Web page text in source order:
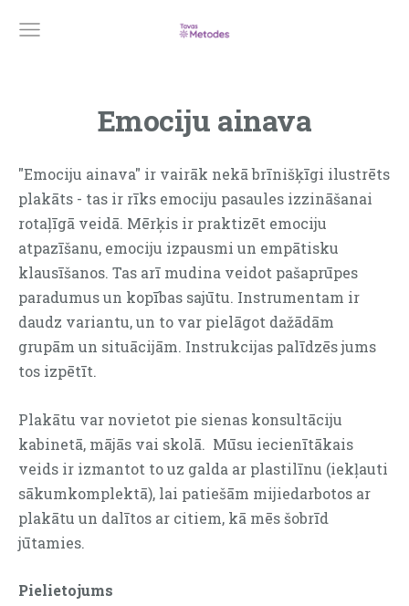
Emociju ainava
"Emociju ainava" ir vairāk nekā brīnišķīgi ilustrēts
plakāts - tas ir rīks emociju pasaules izzināšanai
rotaļīgā veidā. Mērķis ir praktizēt emociju
atpazīšanu, emociju izpausmi un empātisku
klausīšanos. Tas arī mudina veidot pašaprūpes
paradumus un kopības sajūtu. Instrumentam ir
daudz variantu, un to var pielāgot dažādām
grupām un situācijām. Instrukcijas palīdzēs jums
tos izpētīt.
Plakātu var novietot pie sienas konsultāciju
kabinetā, mājās vai skolā. Mūsu iecienītākais
veids ir izmantot to uz galda ar plastilīnu (iekļauti
sākumkomplektā), lai patiešām mijiedarbotos ar
plakātu un dalītos ar citiem, kā mēs šobrīd
jūtamies.
Pielietojums